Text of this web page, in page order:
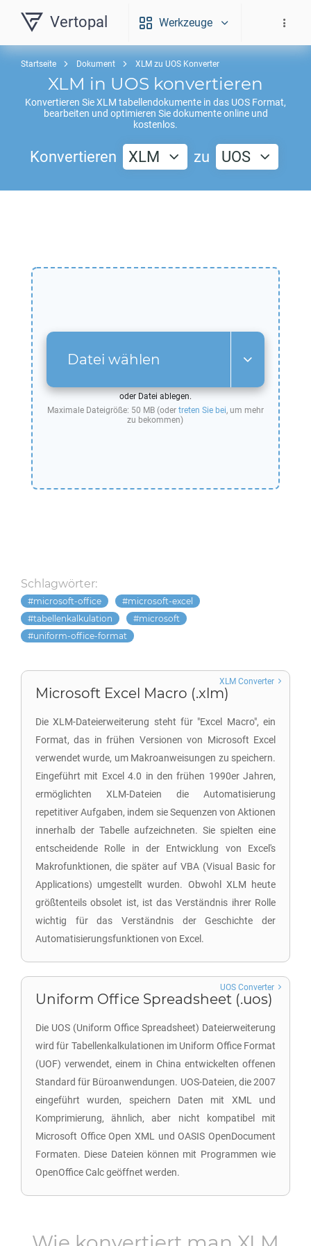
Vertopal Werkzeuge
Startseite Dokument XLM zu UOS Konverter
XLM in UOS konvertieren
Konvertieren SieXLM tabellendokumente in das UOS Format,
bearbeiten und optimieren Sie dokumente online und
kostenlos.
Konvertieren XLM zu UOS
Datei wählen
oder Datei ablegen.
Maximale Dateigröße: 50 MB (oder treten Sie bei, um mehr
zu bekommen)
Schlagwörter:
microsoft-office
microsoft-excel
tabellenkalkulation
microsoft
uniform-office-format
Microsoft Excel Macro (.xlm)
Die XLM-Dateierweiterung steht für "Excel Macro", ein
Format, das in frühen Versionen von Microsoft Excel
verwendet wurde, um Makroanweisungen zu speichern.
Eingeführt mit Excel 4.0 in den frühen 1990er Jahren,
ermöglichten XLM-Dateien die Automatisierung
repetitiver Aufgaben, indem sie Sequenzen von Aktionen
innerhalb der Tabelle aufzeichneten. Sie spielten eine
entscheidende Rolle in der Entwicklung von Excel's
Makrofunktionen, die später auf VBA (Visual Basic for
Applications) umgestellt wurden. Obwohl XLM heute
größtenteils obsolet ist, ist das Verständnis ihrer Rolle
wichtig für das Verständnis der Geschichte der
Automatisierungsfunktionen von Excel.
XLM Converter
Uniform Office Spreadsheet (.uos)
Die UOS (Uniform Office Spreadsheet) Dateierweiterung
wird für Tabellenkalkulationen im Uniform Office Format
(UOF) verwendet, einem in China entwickelten offenen
Standard für Büroanwendungen. UOS-Dateien, die 2007
eingeführt wurden, speichern Daten mit XML und
Komprimierung, ähnlich, aber nicht kompatibel mit
Microsoft Office Open XML und OASIS OpenDocument
Formaten. Diese Dateien können mit Programmen wie
OpenOffice Calc geöffnet werden.
UOS Converter